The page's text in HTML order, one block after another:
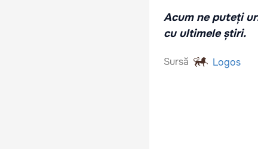
Acum ne puteți
cu ultimele știri.
Sursă Logos